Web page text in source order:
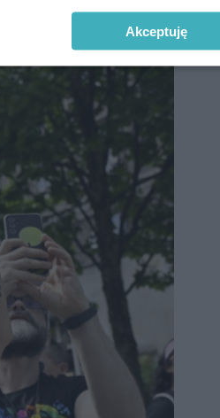
Akceptuję